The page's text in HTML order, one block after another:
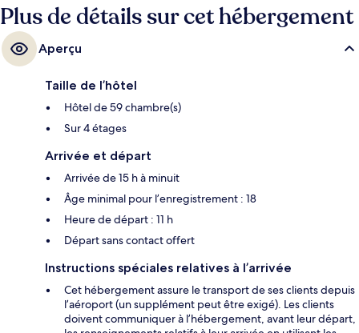
Plus de détails sur cet hébergement
Aperçu
Taille de l’hôtel
Hôtel de 59 chambre(s)
Sur 4 étages
Arrivée et départ
Arrivée de 15 h à minuit
Âge minimal pour l’enregistrement : 18
Heure de départ : 11 h
Départ sans contact offert
Instructions spéciales relatives à l’arrivée
Cet hébergement assure le transport de ses clients depuis
l’aéroport (un supplément peut être exigé). Les clients
doivent communiquer à l’hébergement, avant leur départ,